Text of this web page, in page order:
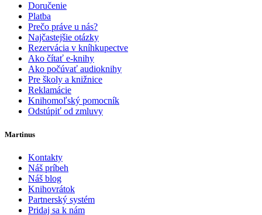
Doručenie
Platba
Prečo práve u nás?
Najčastejšie otázky
Rezervácia v kníhkupectve
Ako čítať e-knihy
Ako počúvať audioknihy
Pre školy a knižnice
Reklamácie
Knihomoľský pomocník
Odstúpiť od zmluvy
Martinus
Kontakty
Náš príbeh
Náš blog
Knihovrátok
Partnerský systém
Pridaj sa k nám